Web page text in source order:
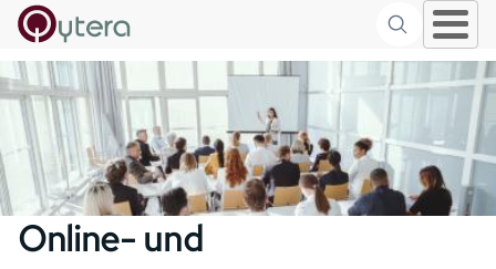
Skip to main content Suche
Online- und